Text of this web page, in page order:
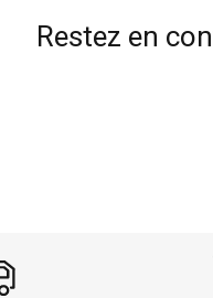
Restez en